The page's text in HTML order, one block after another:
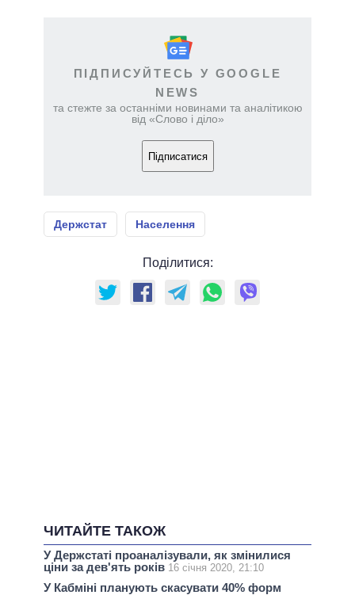
ПІДПИСУЙТЕСЬ У GOOGLE
NEWS
та стежте за останніми новинами та аналітикою
від «Слово і діло»
Підписатися
Держстат Населення
Поділитися:
ЧИТАЙТЕ ТАКОЖ
У Держстаті проаналізували, як змінилися
ціни за дев'ять років 16 січня 2020, 21:10
У Кабміні планують скасувати 40% форм